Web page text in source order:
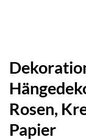
Rosen,
Papier